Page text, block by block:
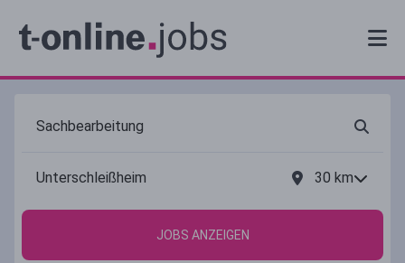
30 km
JOBS ANZEIGEN